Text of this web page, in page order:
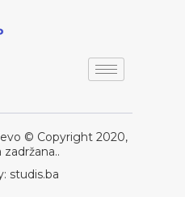
© Copyright 2020,
zadržana..
studis.ba